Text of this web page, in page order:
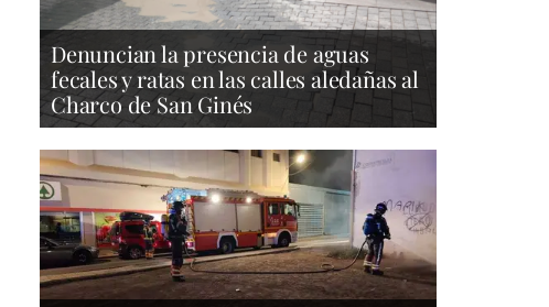
Denuncian la presencia de aguas
fecales y ratas en las calles aledañas al
Charco de San Ginés